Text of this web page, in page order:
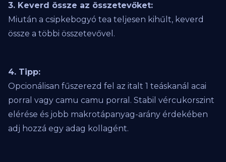
3. Keverd össze az összetevőket:
Miután a csipkebogyó tea teljesen kihűlt, keverd
össze a többi összetevővel.
4. Tipp:
Opcionálisan fűszerezd fel az italt 1 teáskanál acai
porral vagy camu camu porral. Stabil vércukorszint
elérése és jobb makrotápanyag-arány érdekében
adj hozzá egy adag kollagént.